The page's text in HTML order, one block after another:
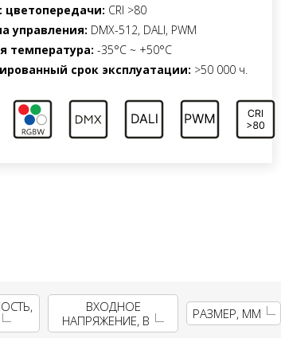
цветопередачи: CRI >80
управления: DMX-512, DALI, PWM
температура: -35°C ~ +50°C
срок эксплуатации: >50 000 ч.
ВХОДНОЕ
НАПРЯЖЕНИЕ, В
РАЗМЕР, ММ